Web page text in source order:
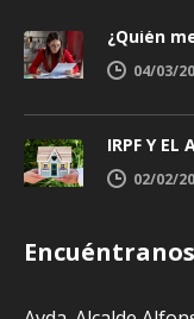
04/03/
IRPF Y EL
02/02/
Encuéntranos